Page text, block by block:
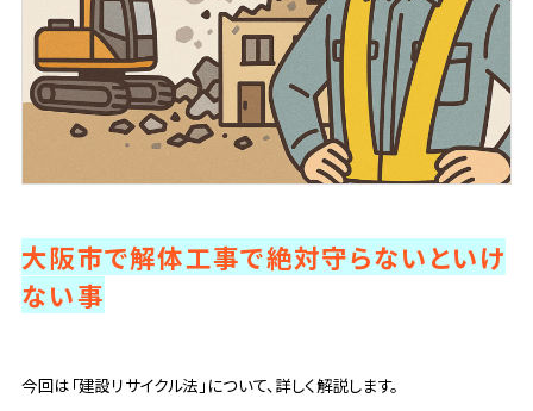
大阪市で解体工事で絶対守らないといけ
ない事
今回は「建設リサイクル法」について、詳しく解説します。